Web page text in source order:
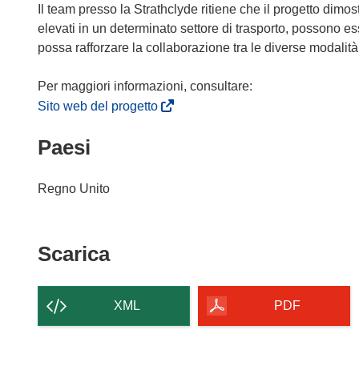
o
v
a
i
n
s
r
Il team presso la Strathclyde ritiene che il progetto
elevati in un determinato settore di trasporto, possono
possa rafforzare la collaborazione tra le diverse
Sito web del progetto(
Paesi
Regno Unito
ScaricaScarica
contenuto
della
XML PDF